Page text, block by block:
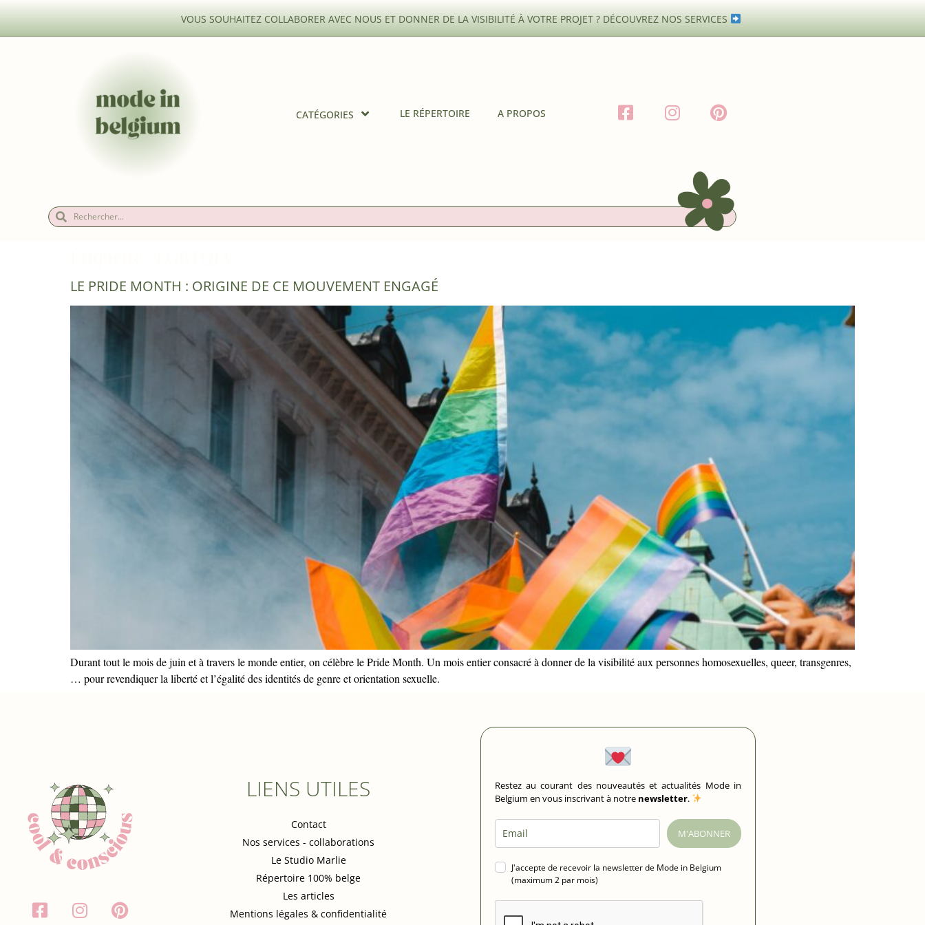
VOUS SOUHAITEZ COLLABORER AVEC NOUS ET DONNER DE LA VISIBILITÉ À VOTRE PROJET ? DÉCOUVREZ NOS SERVICES
CATÉGORIES LE RÉPERTOIRE A PROPOS
LE PRIDE MONTH : ORIGINE DE CE MOUVEMENT ENGAGÉ
Durant tout le mois de juin et à travers le monde entier, on célèbre le Pride Month. Un mois entier consacré à donner de la visibilité aux personnes homosexuelles, queer, transgenres,
… pour revendiquer la liberté et l’égalité des identités de genre et orientation sexuelle.
LIENS UTILES
Contact
Nos services - collaborations
Le Studio Marlie
Répertoire 100% belge
Les articles
Mentions légales & confidentialité
Restez au courant des nouveautés et actualités Mode in
Belgium en vous inscrivant à notre newsletter.
M'ABONNER
J'accepte de recevoir la newsletter de Mode in Belgium
(maximum 2 par mois)